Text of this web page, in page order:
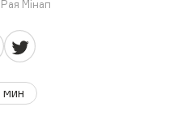
Рая Мінап
мин